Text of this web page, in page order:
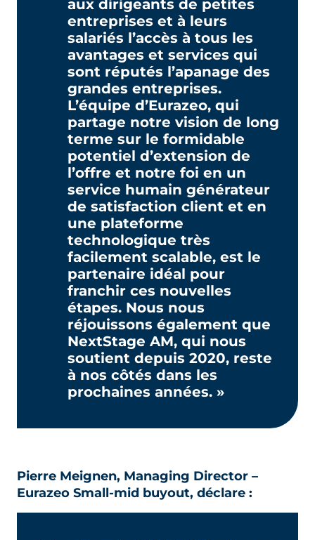
aux dirigeants de petites
entreprises et à leurs
salariés l’accès à tous les
avantages et services qui
sont réputés l’apanage des
grandes entreprises.
L’équipe d’Eurazeo, qui
partage notre vision de long
terme sur le formidable
potentiel d’extension de
l’offre et notre foi en un
service humain générateur
de satisfaction client et en
une plateforme
technologique très
facilement scalable, est le
partenaire idéal pour
franchir ces nouvelles
étapes. Nous nous
réjouissons également que
NextStage AM, qui nous
soutient depuis 2020, reste
à nos côtés dans les
prochaines années. »
Pierre Meignen, Managing Director –
Eurazeo Small-mid buyout, déclare :